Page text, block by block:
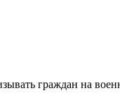
граждан на